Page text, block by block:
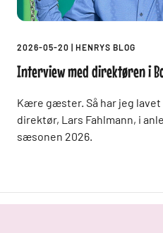
2026-05-20 HENRYS BLOG
Interview med direktøren i
Kære gæster. Så har jeg
direktør, Lars Fahlmann, i
sæsonen 2026.